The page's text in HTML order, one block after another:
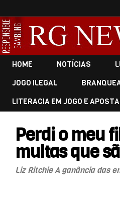
HOME NOTÍCIAS
JOGO ILEGAL
LITERACIA EM JOGO E
Perdi o meu
multas que
Liz Ritchie A ganância das